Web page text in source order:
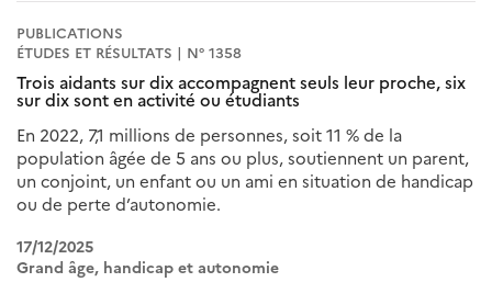
PUBLICATIONS
ÉTUDES ET RÉSULTATS | N° 1358
Trois aidants sur dix accompagnent seuls leur proche, six
sur dix sont en activité ou étudiants
En 2022, 7,1 millions de personnes, soit 11 % de la
population âgée de 5 ans ou plus, soutiennent un parent,
un conjoint, un enfant ou un ami en situation de handicap
ou de perte d’autonomie.
17/12/2025
Grand âge, handicap et autonomie